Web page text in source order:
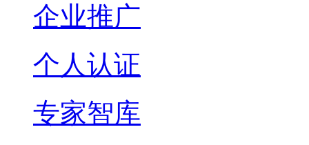
企业推广
个人认证
专家智库